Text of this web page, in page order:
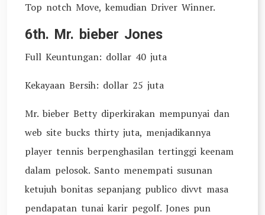
Top notch Move, kemudian Driver Winner.
6th. Mr. bieber Jones
Full Keuntungan: dollar 40 juta
Kekayaan Bersih: dollar 25 juta
Mr. bieber Betty diperkirakan mempunyai dan
web site bucks thirty juta, menjadikannya
player tennis berpenghasilan tertinggi keenam
dalam pelosok. Santo menempati susunan
ketujuh bonitas sepanjang publico divvt masa
pendapatan tunai karir pegolf. Jones pun